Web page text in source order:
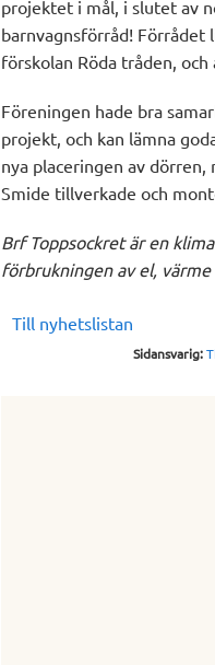
projektet i mål, i slutet av
barnvagnsförråd!
förskolan Röda tråden,
Föreningen hade bra
projekt, och kan lämna
nya placeringen av
Smide tillverkade och
Brf Toppsockret är en
förbrukningen av el,
Till nyhetslistan
Sidansvarig: